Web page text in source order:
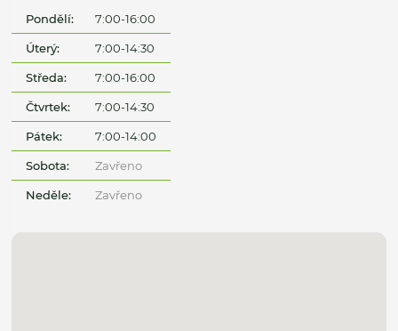
Pondělí: 7:00-16:00
Úterý: 7:00-14:30
Středa: 7:00-16:00
Čtvrtek: 7:00-14:30
Pátek: 7:00-14:00
Sobota: Zavřeno
Neděle: Zavřeno